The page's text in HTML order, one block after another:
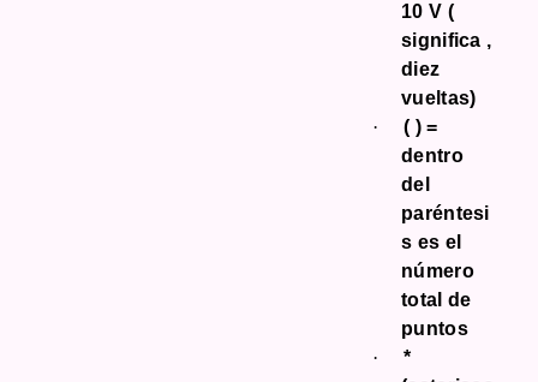
10 V (
significa ,
diez
vueltas)
·
( ) =
dentro
del
paréntesi
s es el
número
total de
puntos
·
*